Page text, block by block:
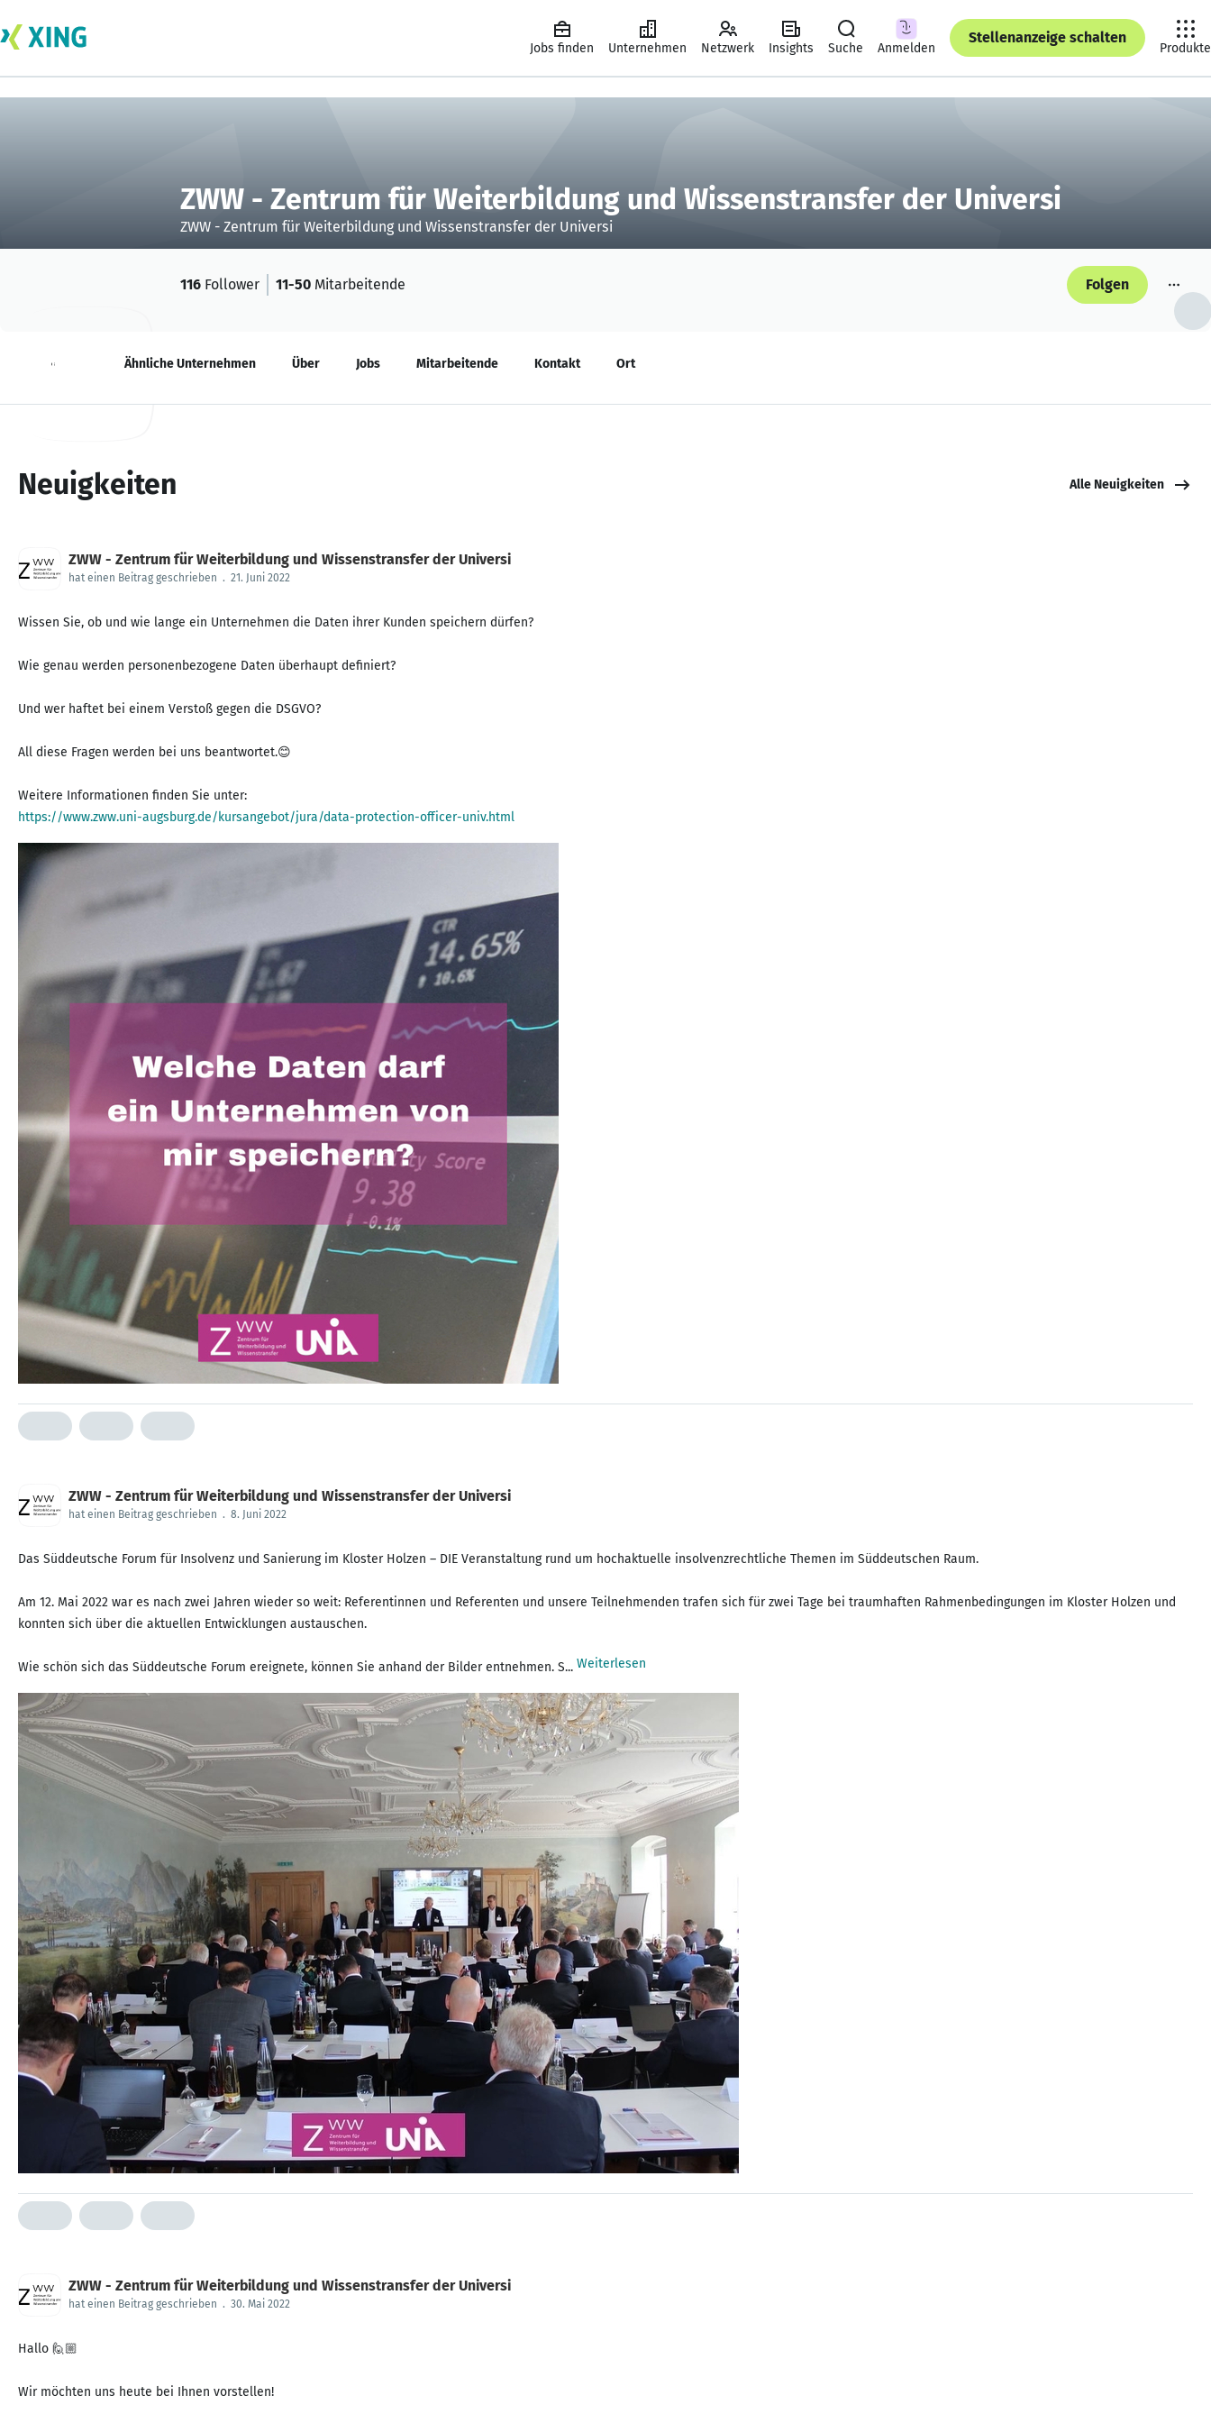
Jobs finden Unternehmen Netzwerk Insights Suche Anmelden
Stellenanzeige schalten
Produkte
ZWW - Zentrum für Weiterbildung und Wissenstransfer der Universi
ZWW - Zentrum für Weiterbildung und Wissenstransfer der Universi
116 Follower 11-50 Mitarbeitende Folgen
Neuigkeiten Ähnliche Unternehmen Über Jobs Mitarbeitende Kontakt Ort
Neuigkeiten Alle Neuigkeiten
ZWW - Zentrum für Weiterbildung und Wissenstransfer der Universi
hat einen Beitrag geschrieben . 21. Juni 2022
Wissen Sie, ob und wie lange ein Unternehmen die Daten ihrer Kunden speichern dürfen?
Wie genau werden personenbezogene Daten überhaupt definiert?
Und wer haftet bei einem Verstoß gegen die DSGVO?
All diese Fragen werden bei uns beantwortet.😊
https://www.zww.uni-augsburg.de/kursangebot/jura/data-protection-officer-univ.html
ZWW - Zentrum für Weiterbildung und Wissenstransfer der Universi
hat einen Beitrag geschrieben . 8. Juni 2022
Das Süddeutsche Forum für Insolvenz und Sanierung im Kloster Holzen – DIE Veranstaltung rund um hochaktuelle insolvenzrechtliche Themen im Süddeutschen Raum.
Am 12. Mai 2022 war es nach zwei Jahren wieder so weit: Referentinnen und Referenten und unsere Teilnehmenden trafen sich für zwei Tage bei traumhaften Rahmenbedingungen im Kloster Holzen und
konnten sich über die aktuellen Entwicklungen austauschen.
Wie schön sich das Süddeutsche Forum ereignete, können Sie anhand der Bilder entnehmen. S... Weiterlesen
ZWW - Zentrum für Weiterbildung und Wissenstransfer der Universi
hat einen Beitrag geschrieben . 30. Mai 2022
Hallo 🙋🏼
Wir möchten uns heute bei Ihnen vorstellen!